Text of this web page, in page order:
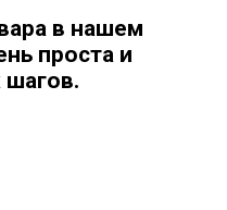
в нашем
проста и
шагов.